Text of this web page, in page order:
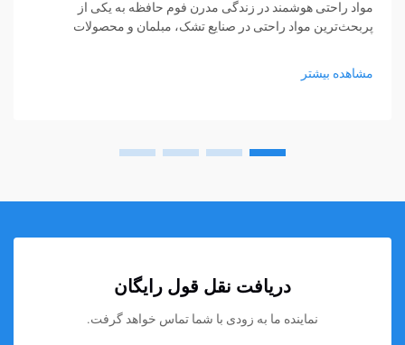
مواد راحتی هوشمند در زندگی مدرن فوم حافظه به یکی از
پربحث‌ترین مواد راحتی در صنایع تشک، مبلمان و محصولات
مشاهده بیشتر
دریافت نقل قول رایگان
نماینده ما به زودی با شما تماس خواهد گرفت.